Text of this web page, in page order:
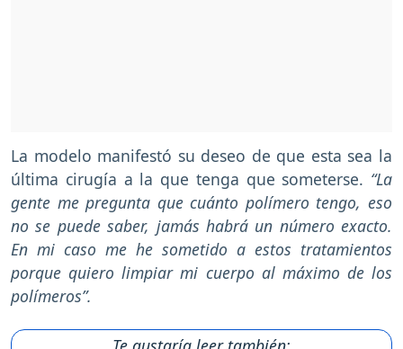
La modelo manifestó su deseo de que esta sea la
última cirugía a la que tenga que someterse. “La
gente me pregunta que cuánto polímero tengo, eso
no se puede saber, jamás habrá un número exacto.
En mi caso me he sometido a estos tratamientos
porque quiero limpiar mi cuerpo al máximo de los
polímeros”.